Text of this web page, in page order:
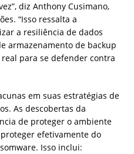
diz Anthony Cusimano,
“Isso ressalta a
a resiliência de dados
armazenamento de backup
para se defender contra
em suas estratégias de
As descobertas da
de proteger o ambiente
efetivamente do
Isso inclui: